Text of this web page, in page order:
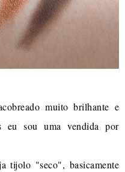
muito brilhante e
eu sou uma vendida por
tijolo "seco", basicamente